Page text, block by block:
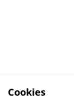
Cookies